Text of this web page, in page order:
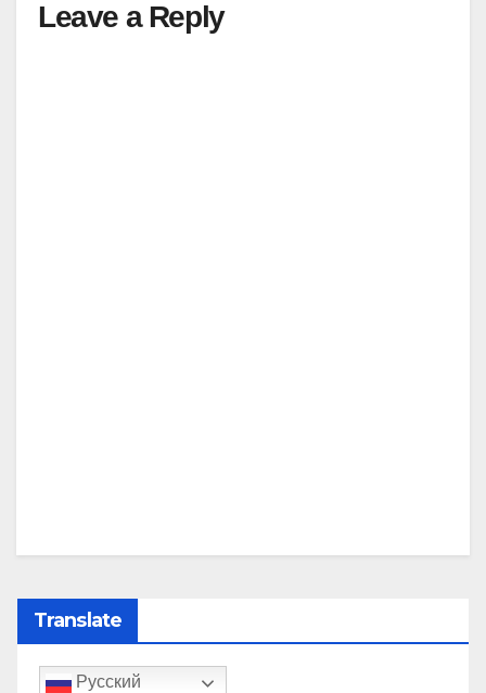
Leave a Reply
Translate
Русский